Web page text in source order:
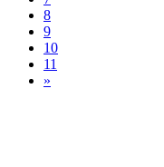
8
9
10
11
»